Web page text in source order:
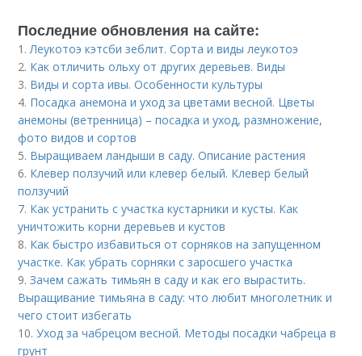
Последние обновления на сайте:
1.Леукотоэ кэтсби зеблит. Сорта и виды леукотоэ
2. Как отличить ольху от других деревьев. Виды
3. Виды и сорта ивы. Особенности культуры
4. Посадка анемона и уход за цветами весной. Цветы
анемоны (ветренница) – посадка и уход, размножение,
фото видов и сортов
5. Выращиваем ландыши в саду. Описание растения
6. Клевер ползучий или клевер белый. Клевер белый
ползучий
7. Как устранить с участка кустарники и кусты. Как
уничтожить корни деревьев и кустов
8. Как быстро избавиться от сорняков на запущенном
участке. Как убрать сорняки с заросшего участка
9.Зачем сажать тимьян в саду и как его вырастить.
Выращивание тимьяна в саду: что любит многолетник и
чего стоит избегать
10.Уход за чабрецом весной. Методы посадки чабреца в
грунт